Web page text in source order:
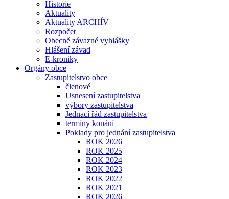
Historie
Aktuality
Aktuality ARCHÍV
Rozpočet
Obecně závazné vyhlášky
Hlášení závad
E-kroniky
Orgány obce
Zastupitelstvo obce
členové
Usnesení zastupitelstva
výbory zastupitelstva
Jednací řád zastupitelstva
termíny konání
Poklady pro jednání zastupitelstva
ROK 2026
ROK 2025
ROK 2024
ROK 2023
ROK 2022
ROK 2021
ROK 2026